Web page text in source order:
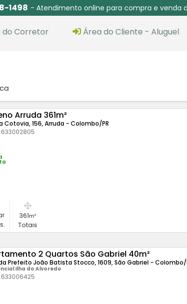
1498 - Atendimento online para compra e venda
do Corretor Área do Cliente - Aluguel
Arruda 361m²
Cotovia, 156, Arruda - Colombo/PR
633002805
361m²
Totais
2 Quartos São Gabriel 40m²
Prefeito João Batista Stocco, 1609, São Gabriel - Colombo/
Ilha do Alvoredo
633006425